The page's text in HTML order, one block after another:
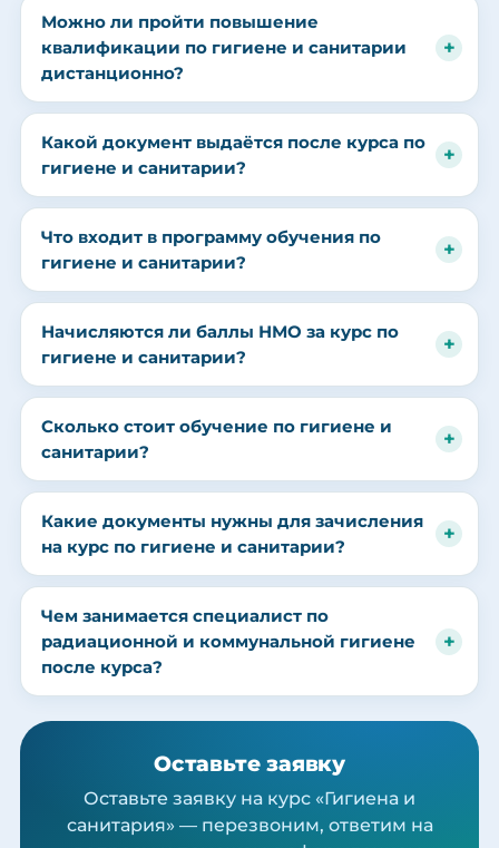
Можно ли пройти повышение
квалификации по гигиене и санитарии
дистанционно?
Какой документ выдаётся после курса по
гигиене и санитарии?
Что входит в программу обучения по
гигиене и санитарии?
Начисляются ли баллы НМО за курс по
гигиене и санитарии?
Сколько стоит обучение по гигиене и
санитарии?
Какие документы нужны для зачисления
на курс по гигиене и санитарии?
Чем занимается специалист по
радиационной и коммунальной гигиене
после курса?
Оставьте заявку
Оставьте заявку на курс «Гигиена и
санитария» — перезвоним, ответим на